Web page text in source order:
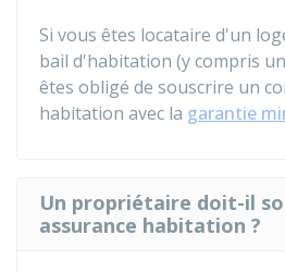
Si vous êtes locataire d'un
bail d'habitation (y compris
êtes obligé de souscrire un
habitation avec la garantie
Un propriétaire doit-il
assurance habitation ?